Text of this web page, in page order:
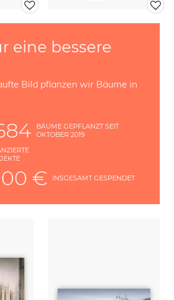
eine bessere
Bild pflanzen wir Bäume in
BÄUME GEPFLANZT SEIT
OKTOBER 2019
€ INSGESAMT GESPENDET